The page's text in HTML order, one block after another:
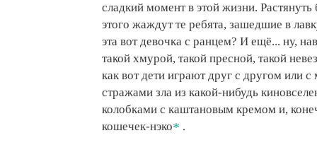
сладкий момент в этой жизни. Растянуть
этого жаждут те ребята, зашедшие в
эта вот девочка с ранцем? И ещё... ну,
такой хмурой, такой пресной, такой
как вот дети играют друг с другом или
стражами зла из какой-нибудь
колобками с каштановым кремом и,
кошечек-нэко .